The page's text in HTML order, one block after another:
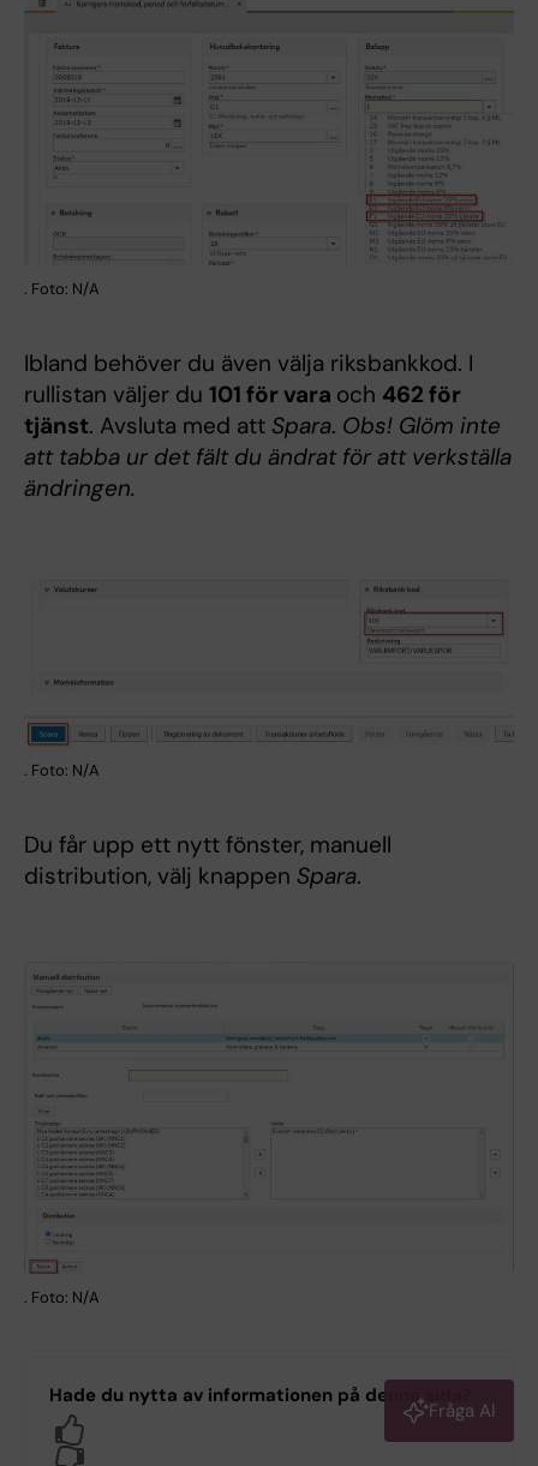
. Foto: N/A
Ibland behöver du även välja riksbankkod. I
rullistan väljer du 101 för vara och 462 för
tjänst. Avsluta med att Spara. Obs! Glöm inte
att tabba ur det fält du ändrat för att verkställa
ändringen.
. Foto: N/A
Du får upp ett nytt fönster, manuell
distribution, välj knappen Spara.
. Foto: N/A
Hade du nytta av informationen på denna sida?
Fråga AI